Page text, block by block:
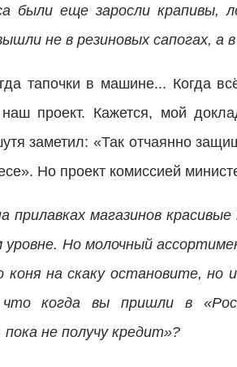
были еще заросли крапивы,
не в резиновых сапогах, а
тапочки в машине... Когда
наш проект. Кажется, мой
заметил: «Так отчаянно
Но проект комиссией
прилавках магазинов
уровне. Но молочный
на скаку остановите, но
когда вы пришли в
не получу кредит»?